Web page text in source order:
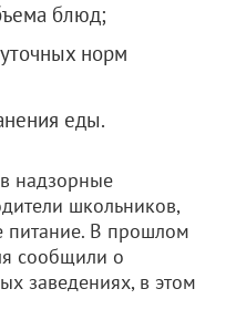
блюд;
норм
еды.
надзорные
школьников,
питание. В прошлом
сообщили о
заведениях, в этом